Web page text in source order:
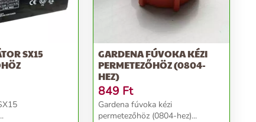
SX15
GARDENA FÚVOKA KÉZI
PERMETEZŐHÖZ (0804-
HEZ)
849 Ft
Gardena fúvoka kézi
permetezőhöz (0804-hez)...